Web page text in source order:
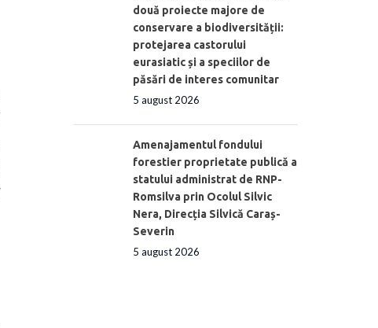
două proiecte majore de
conservare a biodiversității:
protejarea castorului
eurasiatic și a speciilor de
păsări de interes comunitar
5 august 2026
Amenajamentul fondului
forestier proprietate publică a
statului administrat de RNP-
Romsilva prin Ocolul Silvic
Nera, Direcția Silvică Caraș-
Severin
5 august 2026